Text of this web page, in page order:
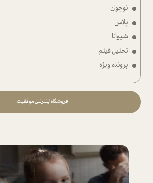
نوجوان
پلاس
شیوانا
تحلیل فیلم
پرونده ویژه
فروشگاه اینترنتی موفقیت